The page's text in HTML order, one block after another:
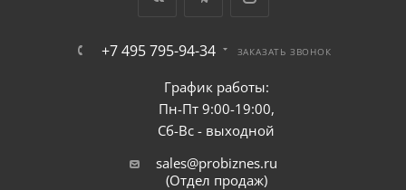
+7 495 795-94-34 ЗАКАЗАТЬ ЗВОНОК
График работы:
Пн-Пт 9:00-19:00,
Сб-Вс - выходной
sales@probiznes.ru
(Отдел продаж)